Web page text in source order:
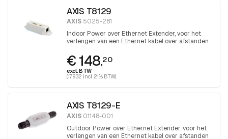
AXIS T8129
AXIS 5025-281
Indoor Power over Ethernet Extender, voor het
verlengen van een Ethernet kabel over afstanden
€ 148.20
excl. BTW
(179.32 incl. 21% BTW)
AXIS T8129-E
AXIS 01148-001
Outdoor Power over Ethernet Extender, voor het
verlengen van een Ethernet kabel over afstanden